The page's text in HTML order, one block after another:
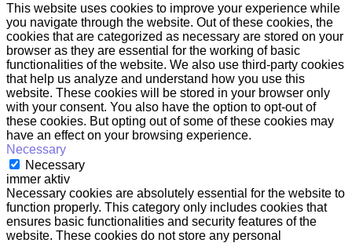
This website uses cookies to improve your experience while
you navigate through the website. Out of these cookies, the
cookies that are categorized as necessary are stored on your
browser as they are essential for the working of basic
functionalities of the website. We also use third-party cookies
that help us analyze and understand how you use this
website. These cookies will be stored in your browser only
with your consent. You also have the option to opt-out of
these cookies. But opting out of some of these cookies may
have an effect on your browsing experience.
Necessary
Necessary
immer aktiv
Necessary cookies are absolutely essential for the website to
function properly. This category only includes cookies that
ensures basic functionalities and security features of the
website. These cookies do not store any personal